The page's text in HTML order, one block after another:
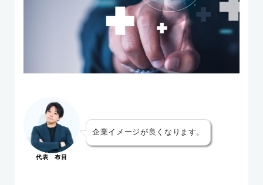
代表 布目
企業イメージが良くなります。